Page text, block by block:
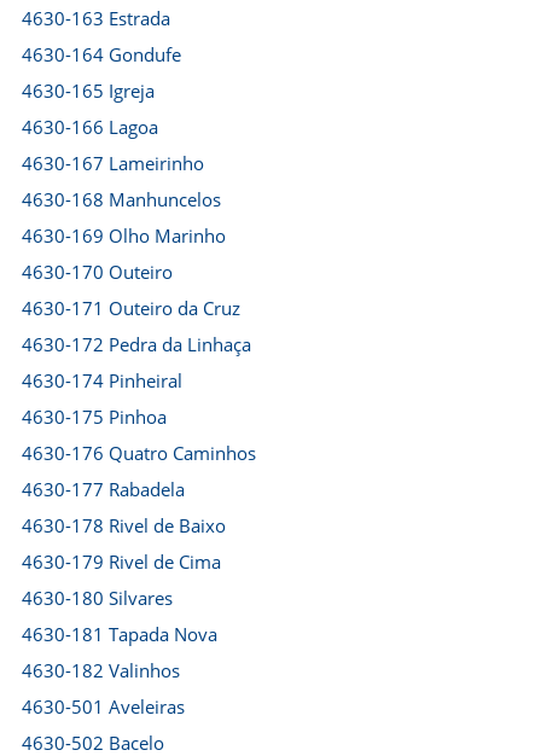
4630-163 Estrada
4630-164 Gondufe
4630-165 Igreja
4630-166 Lagoa
4630-167 Lameirinho
4630-168 Manhuncelos
4630-169 Olho Marinho
4630-170 Outeiro
4630-171 Outeiro da Cruz
4630-172 Pedra da Linhaça
4630-174 Pinheiral
4630-175 Pinhoa
4630-176 Quatro Caminhos
4630-177 Rabadela
4630-178 Rivel de Baixo
4630-179 Rivel de Cima
4630-180 Silvares
4630-181 Tapada Nova
4630-182 Valinhos
4630-501 Aveleiras
4630-502 Bacelo